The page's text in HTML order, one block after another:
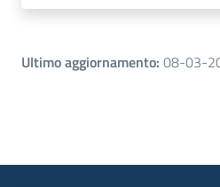
Ultimo aggiornamento: 08-03-